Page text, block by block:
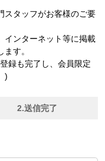
スタッフがお客様のご要
インターネット等に掲載
す。
録も完了し、会員限定
)
2.送信完了